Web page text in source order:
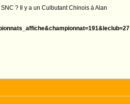
? Il y a un Culbutant Chinois à Alan